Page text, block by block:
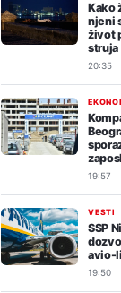
Kako
njeni
život
struja
20:35
19:57
VESTI
SSP
avio-
19:50